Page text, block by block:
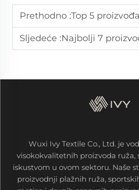
Prethodno :Top 5 proizvođača bavlenih
Sljedeće :Najbolji 7 proizvođača
Wuxi Ivy Textile Co., Ltd. je
visokokvalitetnih proizvoda ruža,
iskustvom u ovom sektoru. Naše
proizvodnji plažnih ruža,